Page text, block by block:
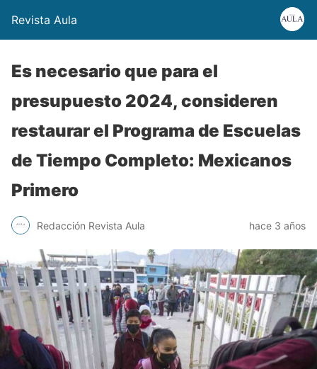
Revista Aula
Es necesario que para el
presupuesto 2024, consideren
restaurar el Programa de Escuelas
de Tiempo Completo: Mexicanos
Primero
Redacción Revista Aula hace 3 años